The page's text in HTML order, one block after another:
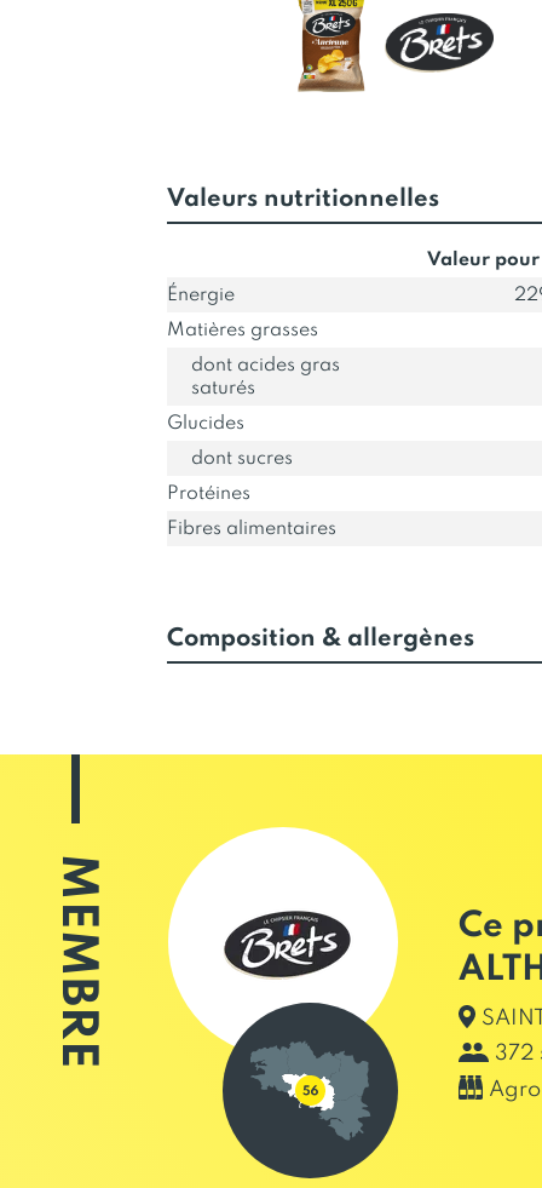
Valeurs nutritionnelles
Valeur pour
Énergie
Matières grasses
dont acides gras
saturés
Glucides
dont sucres
Protéines
Fibres alimentaires
Composition & allergènes
MEMBRE
Ce
372